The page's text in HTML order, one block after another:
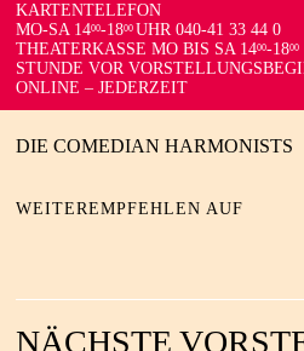
KARTENTELEFON
MO-SA 1400-1800 UHR 040-41 33 44 0
THEATERKASSE MO BIS SA 1400-1800
STUNDE VOR
ONLINE – JEDERZEIT
DIE COMEDIAN HARMONISTS
WEITEREMPFEHLEN AUF
NÄCHSTE